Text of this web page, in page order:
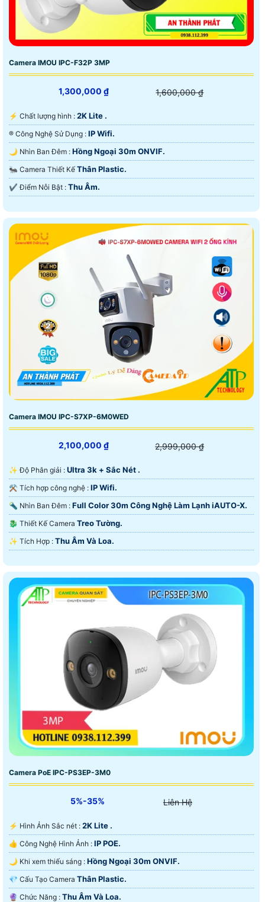
Camera IMOU IPC-F32P 3MP
1,300,000 ₫ 1,600,000 ₫
️⚡ Chất lượng hình : 2K Lite .
®️ Công Nghệ Sử Dụng : IP Wifi.
🌙 Nhìn Ban Đêm : Hồng Ngoại 30m ONVIF.
🐜 Camera Thiết Kế Thân Plastic.
️✔️ Điểm Nỗi Bật : Thu Âm.
Camera IMOU IPC-S7XP-6M0WED
2,100,000 ₫ 2,999,000 ₫
✨ Độ Phân giải : Ultra 3k + Sắc Nét .
⚒ Tích hợp công nghệ : IP Wifi.
🔦 Nhìn Ban Đêm : Full Color 30m Công Nghệ Làm Lạnh iAUTO-X.
🐉️ Thiết Kế Camera Treo Tường.
️✨ Tích Hợp : Thu Âm Và Loa.
Camera PoE IPC-PS3EP-3M0
5%-35% Liên Hệ
️⚡ Hình Ảnh Sắc nét : 2K Lite .
👍 Công Nghệ Hình Ảnh : IP POE.
🌙 Khi xem thiếu sáng : Hồng Ngoại 30m ONVIF.
💎 Cấu Tạo Camera Thân Plastic.
️🔮 Chức Năng : Thu Âm Và Loa.